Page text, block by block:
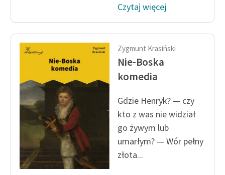
Czytaj więcej
Zygmunt Krasiński
Nie-Boska
komedia
Gdzie Henryk? — czy
kto z was nie widział
go żywym lub
umarłym? — Wór pełny
złota...